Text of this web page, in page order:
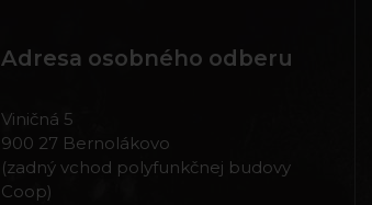
Adresa osobného odberu
Viničná 5
900 27 Bernolákovo
(zadný vchod polyfunkčnej budovy
Coop)